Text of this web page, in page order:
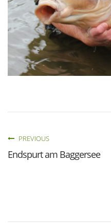
PREVIOUS
Endspurt am Baggersee